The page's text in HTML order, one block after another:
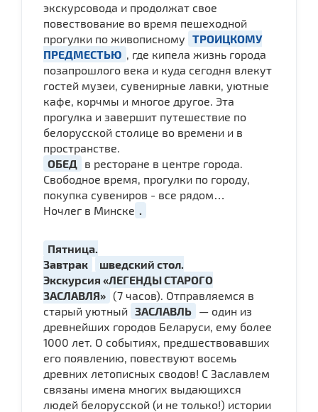
экскурсовода и продолжат свое
повествование во время пешеходной
прогулки по живописному ТРОИЦКОМУ
ПРЕДМЕСТЬЮ
, где кипела жизнь города
позапрошлого века и куда сегодня влекут
гостей музеи, сувенирные лавки, уютные
кафе, корчмы и многое другое. Эта
прогулка и завершит путешествие по
белорусской столице во времени и в
пространстве.
ОБЕД
в ресторане в центре города.
Свободное время, прогулки по городу,
покупка сувениров - все рядом…
Ночлег в Минске .
Пятница.
Завтрак
шведский стол.
Экскурсия «ЛЕГЕНДЫ СТАРОГО
ЗАСЛАВЛЯ» (7 часов). Отправляемся в
старый уютный ЗАСЛАВЛЬ — один из
древнейших городов Беларуси, ему более
1000 лет. О событиях, предшествовавших
его появлению, повествуют восемь
древних летописных сводов! С Заславлем
связаны имена многих выдающихся
людей белорусской (и не только!) истории